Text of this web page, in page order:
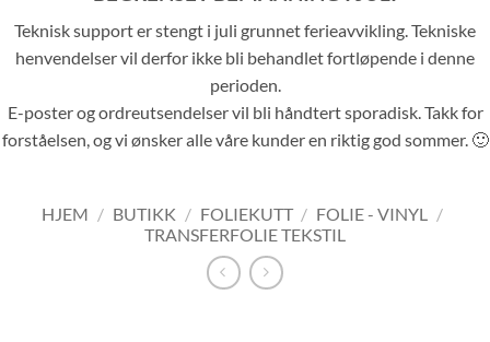
Teknisk support er stengt i juli grunnet ferieavvikling. Tekniske
henvendelser vil derfor ikke bli behandlet fortløpende i denne
perioden.
E-poster og ordreutsendelser vil bli håndtert sporadisk. Takk for
forståelsen, og vi ønsker alle våre kunder en riktig god sommer. 🙂
HJEM / BUTIKK / FOLIEKUTT / FOLIE - VINYL /
TRANSFERFOLIE TEKSTIL